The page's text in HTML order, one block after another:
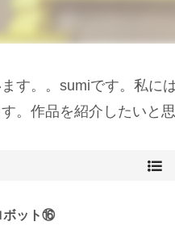
す。。sumiです。私に
。作品を紹介したいと
ボット⑯